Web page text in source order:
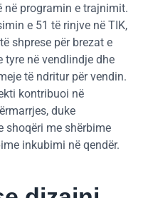
në programin e trajnimit.
e 51 të rinjve në TIK,
shprese për brezat e
tyre në vendlindje dhe
të ndritur për vendin.
kontribuoi në
duke
shoqëri me shërbime
inkubimi në qendër.